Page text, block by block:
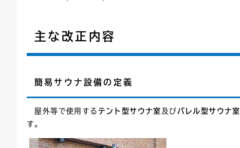
主な改正内容
簡易サウナ設備の定義
屋外等で使用する テント型サウナ室 及び バレル型サウナ室
す。